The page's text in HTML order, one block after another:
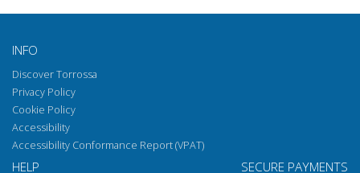
INFO
Discover Torrossa
Privacy Policy
Cookie Policy
Accessibility
Accessibility Conformance Report (VPAT)
HELP SECURE PAYMENTS